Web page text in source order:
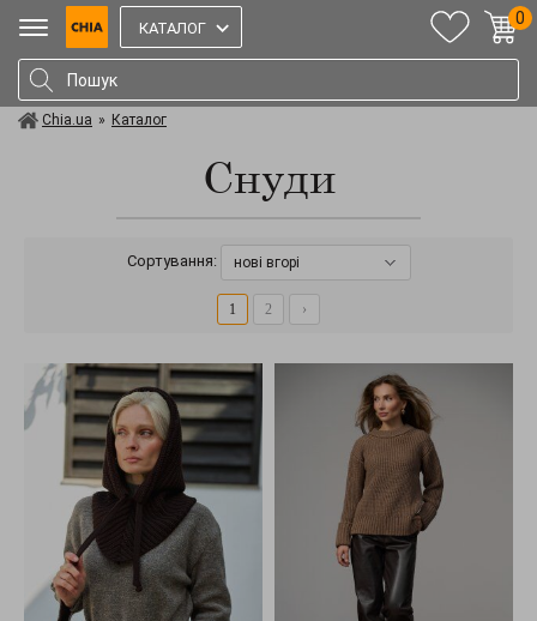
КАТАЛОГ
0
Chia.ua » Каталог
Снуди
Сортування: нові вгорі
1 2 ›